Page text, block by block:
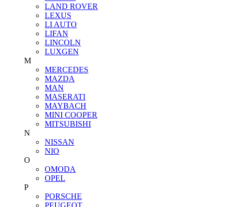
LAND ROVER
LEXUS
LI AUTO
LIFAN
LINCOLN
LUXGEN
M
MERCEDES
MAZDA
MAN
MASERATI
MAYBACH
MINI COOPER
MITSUBISHI
N
NISSAN
NIO
O
OMODA
OPEL
P
PORSCHE
PEUGEOT